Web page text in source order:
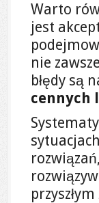
Warto
jest
nie
błędy są
cennych